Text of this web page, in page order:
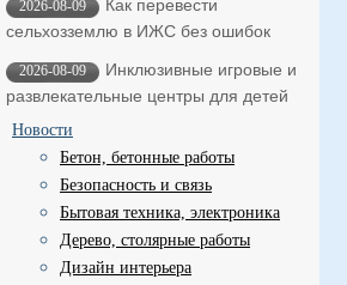
2026-08-09
Как перевести
сельхозземлю в ИЖС без ошибок
2026-08-09
Инклюзивные игровые и
развлекательные центры для детей
Новости
Бетон, бетонные работы
Безопасность и связь
Бытовая техника, электроника
Дерево, столярные работы
Дизайн интерьера